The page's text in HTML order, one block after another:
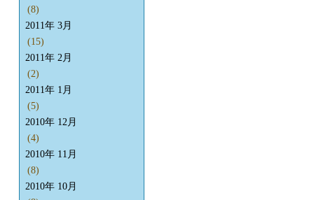
(8)
2011年 3月
(15)
2011年 2月
(2)
2011年 1月
(5)
2010年 12月
(4)
2010年 11月
(8)
2010年 10月